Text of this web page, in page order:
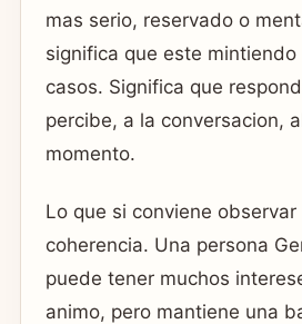
mas serio, reservado o
significa que este
casos. Significa que
percibe, a la conversacion,
momento.
Lo que si conviene observar
coherencia. Una persona
puede tener muchos
animo, pero mantiene una